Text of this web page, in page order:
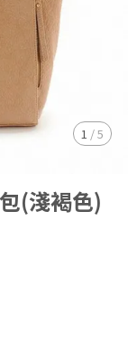
1 /5
(淺褐色)